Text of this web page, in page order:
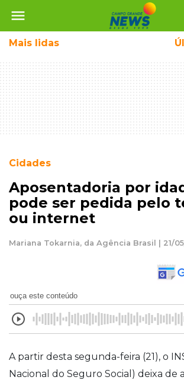
menu
Mais lidas
Cidades
Aposentadoria por
pode ser pedida pelo
ou internet
Mariana Tokarnia, da Agência Brasil | 21/
ouça este conteúdo
A partir desta segunda-feira (21), o
Nacional do Seguro Social) deixa de